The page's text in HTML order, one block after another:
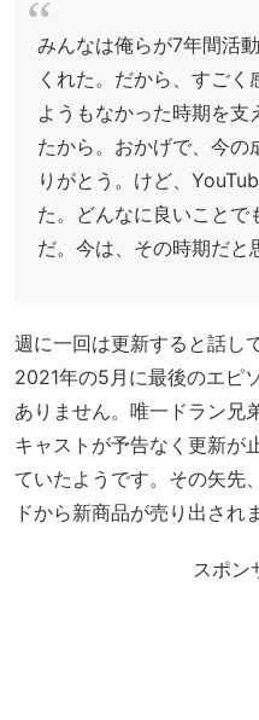
みんなは俺らが7年間活
くれた。だから、すご
ようもなかった時期を支
たから。おかげで、今の
りがとう。けど、
た。どんなに良いことで
だ。今は、その時期だと
週に一回は更新すると話し
2021年の5月に最後のエピ
ありません。唯一ドラン兄
キャストが予告なく更新が
ていたようです。その矢先
ドから新商品が売り出され
スポン